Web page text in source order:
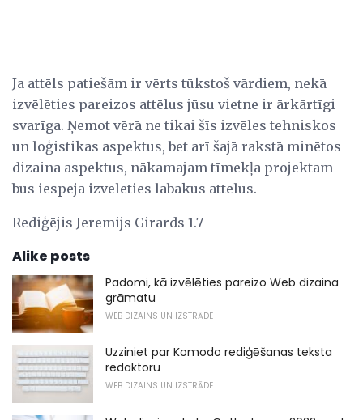
Ja attēls patiešām ir vērts tūkstoš vārdiem, nekā
izvēlēties pareizos attēlus jūsu vietne ir ārkārtīgi
svarīga. Ņemot vērā ne tikai šīs izvēles tehniskos
un loģistikas aspektus, bet arī šajā rakstā minētos
dizaina aspektus, nākamajam tīmekļa projektam
būs iespēja izvēlēties labākus attēlus.
Rediģējis Jeremijs Girards 1.7
Alike posts
Padomi, kā izvēlēties pareizo Web dizaina
grāmatu
WEB DIZAINS UN IZSTRĀDE
Uzziniet par Komodo rediģēšanas teksta
redaktoru
WEB DIZAINS UN IZSTRĀDE